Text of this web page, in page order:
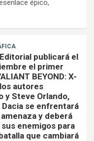
épico,
publicará el
el primer
BEYOND: X-
los autores
y Steve Orlando,
se enfrentará
y deberá
enemigos para
que cambiará